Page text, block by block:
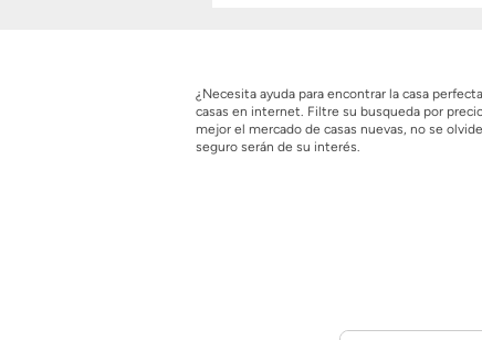
¿Necesita ayuda para encontrar la casa
casas en internet. Filtre su busqueda por
mejor el mercado de casas nuevas, no se
seguro serán de su interés.